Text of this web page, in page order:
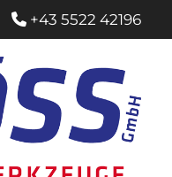
 +43 5522 42196